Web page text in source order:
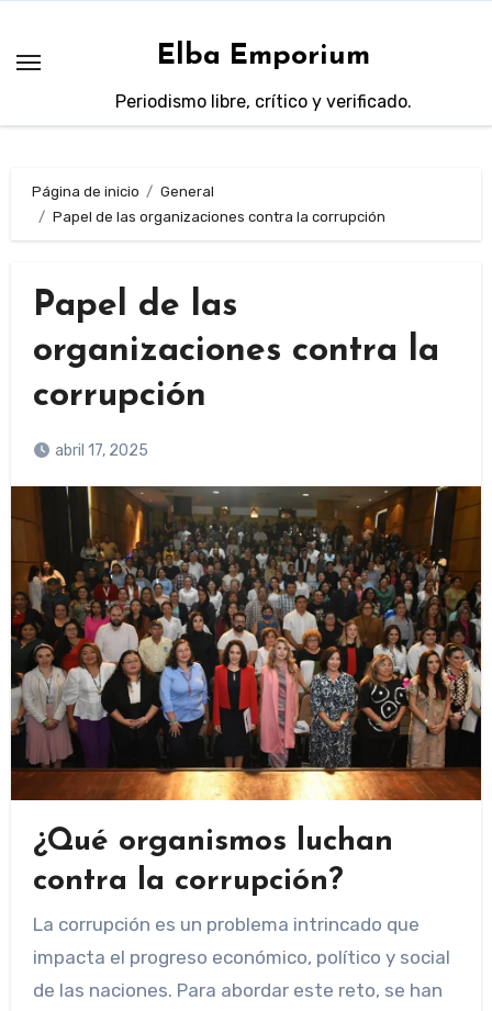
contenido
Elba Emporium
Periodismo libre, crítico y verificado.
Página de inicio
General
Papel de las organizaciones contra la corrupción
Papel de las
organizaciones contra la
corrupción
abril 17, 2025
¿Qué organismos luchan
contra la corrupción?
La corrupción es un problema intrincado que
impacta el progreso económico, político y social
de las naciones. Para abordar este reto, se han